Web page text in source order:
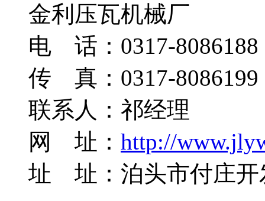
金利压瓦机械厂
电 话：0317-8086188
传 真：0317-8086199
联系人：祁经理
网 址： http://
址 址：泊头市付庄开